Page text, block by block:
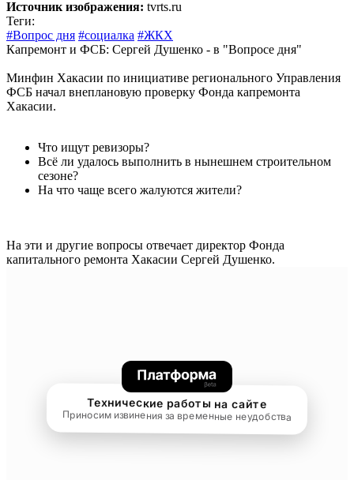
Источник изображения: tvrts.ru
Теги:
#Вопрос дня #социалка #ЖКХ
Капремонт и ФСБ: Сергей Душенко - в "Вопросе дня"
Минфин Хакасии по инициативе регионального Управления
ФСБ начал внеплановую проверку Фонда капремонта
Хакасии.
Что ищут ревизоры?
Всё ли удалось выполнить в нынешнем строительном
сезоне?
На что чаще всего жалуются жители?
На эти и другие вопросы отвечает директор Фонда
капитального ремонта Хакасии Сергей Душенко.